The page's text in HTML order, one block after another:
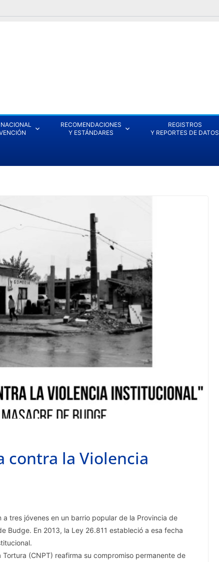
RECOMENDACIONES
Y ESTÁNDARES
REGISTROS
Y REPORTES DE DATOS
contra la Violencia
tres jóvenes en un barrio popular de la Provincia de
Budge. En 2013, la Ley 26.811 estableció a esa fecha
(CNPT) reafirma su compromiso permanente de